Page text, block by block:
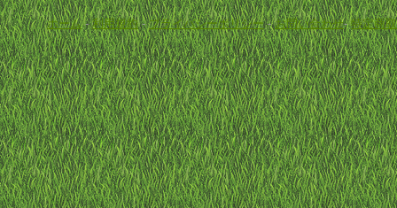
ホーム-利用規約-プライバシーポリシー-お問い合わせ-特定商